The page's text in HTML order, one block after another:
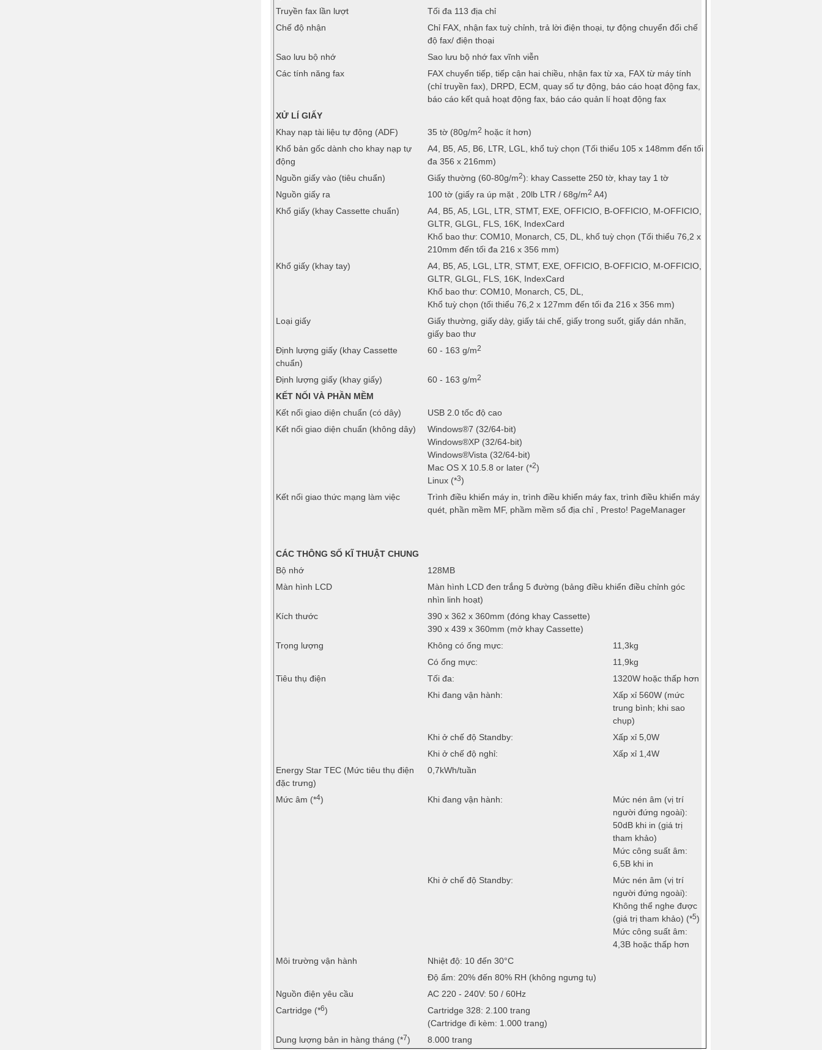
Truyền fax lần lượt
Tối đa 113 địa chỉ
Chế độ nhận
Chỉ FAX, nhận fax tuỳ chỉnh, trả lời điện thoại, tự động chuyển đổi chế
độ fax/ điện thoại
Sao lưu bộ nhớ
Sao lưu bộ nhớ fax vĩnh viễn
Các tính năng fax
FAX chuyển tiếp, tiếp cận hai chiều, nhận fax từ xa, FAX từ máy tính
(chỉ truyền fax), DRPD, ECM, quay số tự động, báo cáo hoạt động fax,
báo cáo kết quả hoạt động fax, báo cáo quản lí hoạt động fax
XỬ LÍ GIẤY
Khay nạp tài liệu tự động (ADF)
35 tờ (80g/m2 hoặc ít hơn)
Khổ bản gốc dành cho khay nạp tự
động
A4, B5, A5, B6, LTR, LGL, khổ tuỳ chọn (Tối thiểu 105 x 148mm đến tối
đa 356 x 216mm)
Nguồn giấy vào (tiêu chuẩn)
Giấy thường (60-80g/m2): khay Cassette 250 tờ, khay tay 1 tờ
Nguồn giấy ra
100 tờ (giấy ra úp mặt , 20lb LTR / 68g/m2 A4)
Khổ giấy (khay Cassette chuẩn)
A4, B5, A5, LGL, LTR, STMT, EXE, OFFICIO, B-OFFICIO, M-OFFICIO,
GLTR, GLGL, FLS, 16K, IndexCard
Khổ bao thư: COM10, Monarch, C5, DL, khổ tuỳ chọn (Tối thiểu 76,2 x
210mm đến tối đa 216 x 356 mm)
Khổ giấy (khay tay)
A4, B5, A5, LGL, LTR, STMT, EXE, OFFICIO, B-OFFICIO, M-OFFICIO,
GLTR, GLGL, FLS, 16K, IndexCard
Khổ bao thư: COM10, Monarch, C5, DL,
Khổ tuỳ chọn (tối thiểu 76,2 x 127mm đến tối đa 216 x 356 mm)
Loại giấy
Giấy thường, giấy dày, giấy tái chế, giấy trong suốt, giấy dán nhãn,
giấy bao thư
Định lượng giấy (khay Cassette
chuẩn)
60 - 163 g/m2
Định lượng giấy (khay giấy) 60 - 163 g/m2
KẾT NỐI VÀ PHẦN MỀM
Kết nối giao diện chuẩn (có dây)
USB 2.0 tốc độ cao
Kết nối giao diện chuẩn (không dây)
Windows®7 (32/64-bit)
Windows®XP (32/64-bit)
Windows®Vista (32/64-bit)
Mac OS X 10.5.8 or later (*2)
Linux (*3)
Kết nối giao thức mạng làm việc
Trình điều khiển máy in, trình điều khiển máy fax, trình điều khiển máy
quét, phần mềm MF, phầm mềm sổ địa chỉ , Presto! PageManager
CÁC THÔNG SỐ KĨ THUẬT CHUNG
Bộ nhớ
128MB
Màn hình LCD
Màn hình LCD đen trắng 5 đường (bảng điều khiển điều chỉnh góc
nhìn linh hoạt)
Kích thước
390 x 362 x 360mm (đóng khay Cassette)
390 x 439 x 360mm (mở khay Cassette)
Trọng lượng
Không có ống mực:
11,3kg
Có ống mực:
11,9kg
Tiêu thụ điện
Tối đa:
1320W hoặc thấp hơn
Khi đang vận hành:
Xấp xỉ 560W (mức
trung bình; khi sao
chụp)
Khi ở chế độ Standby:
Xấp xỉ 5,0W
Khi ở chế độ nghỉ:
Xấp xỉ 1,4W
Energy Star TEC (Mức tiêu thụ điện
đặc trưng)
0,7kWh/tuần
Mức âm (*4) Khi đang vận hành:
Mức nén âm (vị trí
người đứng ngoài):
50dB khi in (giá trị
tham khảo)
Mức công suất âm:
6,5B khi in
Khi ở chế độ Standby:
Mức nén âm (vị trí
người đứng ngoài):
Không thể nghe được
(giá trị tham khảo) (*5)
Mức công suất âm:
4,3B hoặc thấp hơn
Môi trường vận hành
Nhiệt độ: 10 đến 30°C
Độ ẩm: 20% đến 80% RH (không ngưng tụ)
Nguồn điện yêu cầu
AC 220 - 240V: 50 / 60Hz
Cartridge (*6)
Cartridge 328: 2.100 trang
(Cartridge đi kèm: 1.000 trang)
Dung lượng bản in hàng tháng (*7) 8.000 trang